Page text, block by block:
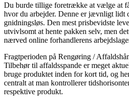
Du burde tillige foretrække at vælge at
hvor du arbejder. Denne er jævnligt lidt
gnidningsløs. Den mest prisbevidste
utvivlsomt at hente pakken selv, men
nærved online forhandlerens
Fragtperioden på Rengøring /
Tilbehør til affaldsspande er meget
bruge produktet inden for kort tid, og
centralt at man kontrollerer
respektive produkt.